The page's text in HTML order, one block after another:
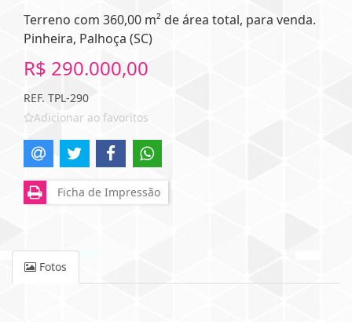
Terreno com 360,00 m² de área total, para venda.
Pinheira, Palhoça (SC)
R$ 290.000,00
REF. TPL-290
Adicionar ao favoritos
Ficha de Impressão
Fotos